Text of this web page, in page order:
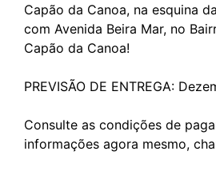
Capão da Canoa, na esquina
com Avenida Beira Mar, no
Capão da Canoa!
PREVISÃO DE ENTREGA:
Consulte as condições de